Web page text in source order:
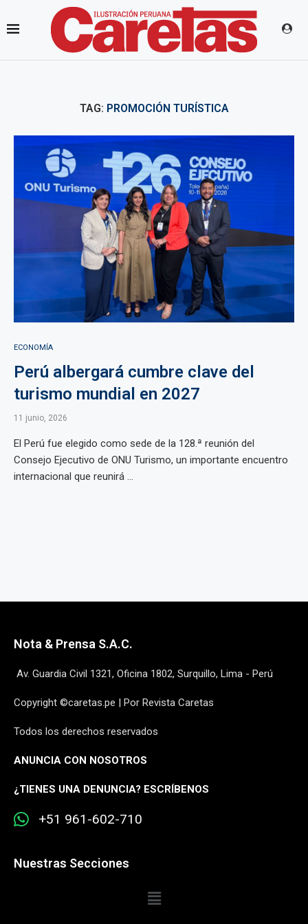
TAG: PROMOCIÓN TURÍSTICA
ECONOMÍA
Perú albergará cumbre clave del
turismo mundial en 2027
11 junio, 2026
El Perú fue elegido como sede de la 128.ª reunión del
Consejo Ejecutivo de ONU Turismo, un importante encuentro
internacional que reunirá ...
Nota & Prensa S.A.C.
Av. Guardia Civil 1321, Oficina 1802, Surquillo, Lima - Perú
Copyright ©caretas.pe | Por Revista Caretas
Todos los derechos reservados
ANUNCIA CON NOSOTROS
¿TIENES UNA DENUNCIA? ESCRÍBENOS
+51 961-602-710
Nuestras Secciones